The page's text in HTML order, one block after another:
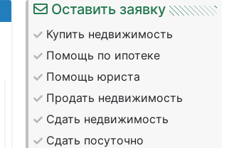
Оставить заявку
Купить недвижимость
Помощь по ипотеке
Помощь юриста
Продать недвижимость
Сдать недвижимость
Сдать посуточно